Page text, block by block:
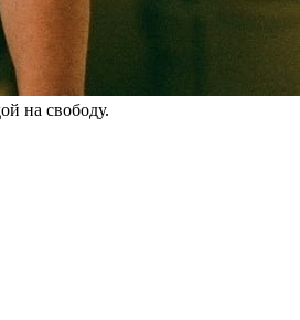
на свободу.